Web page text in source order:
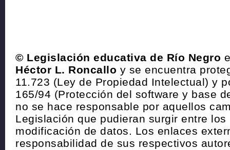
© Legislación educativa de Río Negro
Héctor L. Roncallo y se encuentra
11.723 (Ley de Propiedad Intelectual) y
165/94 (Protección del software y base
no se hace responsable por aquellos
Legislación que pudieran surgir entre los
modificación de datos. Los enlaces
responsabilidad de sus respectivos